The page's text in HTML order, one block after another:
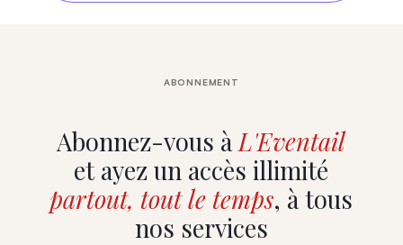
Abonnez-vous àL'Eventail
et ayez un accès illimité
partout, tout le temps, à tous
nos services
ABONNEMENT